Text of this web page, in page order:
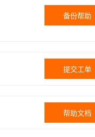
备份帮助
提交工单
帮助文档